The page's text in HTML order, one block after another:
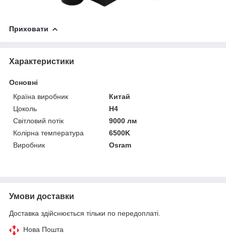
Приховати
Характеристики
Основні
Країна виробник
Китай
Цоколь
H4
Світловий потік
9000 лм
Колірна температура
6500K
Виробник
Osram
Умови доставки
Доставка здійснюється тільки по передоплаті.
Нова Пошта